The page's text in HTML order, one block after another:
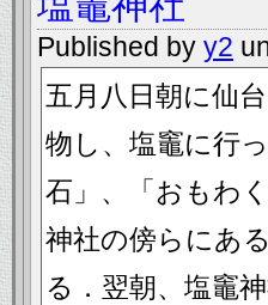
Published by y2
五月八日朝に仙
物し、塩竈に行
石」、「おもわ
神社の傍らにあ
る．翌朝、塩竈